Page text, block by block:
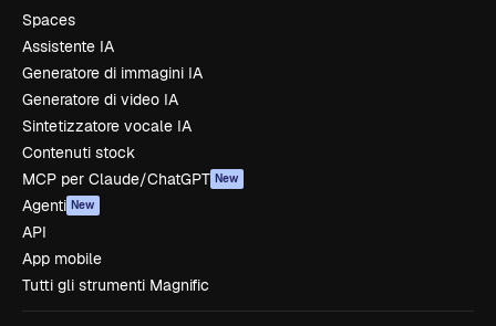
Spaces
Assistente IA
Generatore di immagini IA
Generatore di video IA
Sintetizzatore vocale IA
Contenuti stock
MCP per Claude/ChatGPT New
Agenti New
API
App mobile
Tutti gli strumenti Magnific